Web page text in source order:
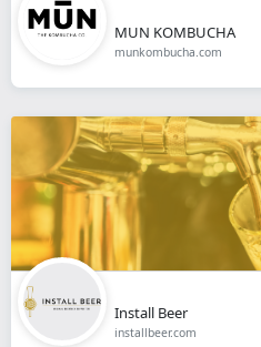
MUN KOMBUCHA
munkombucha.com
Install Beer
installbeer.com